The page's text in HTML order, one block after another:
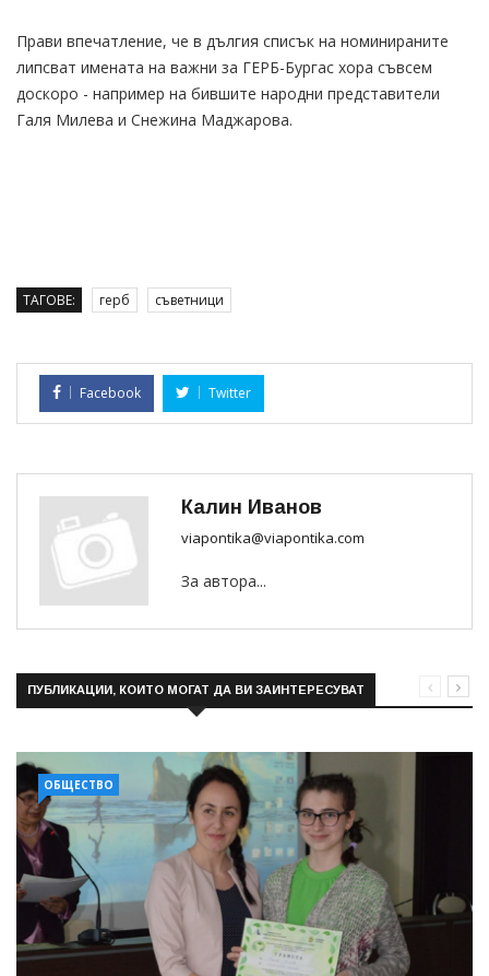
Прави впечатление, че в дългия списък на номинираните
липсват имената на важни за ГЕРБ-Бургас хора съвсем
доскоро - например на бившите народни представители
Галя Милева и Снежина Маджарова.
ТАГОВЕ: герб съветници
Facebook Twitter
Калин Иванов
viapontika@viapontika.com
За автора...
ПУБЛИКАЦИИ, КОИТО МОГАТ ДА ВИ ЗАИНТЕРЕСУВАТ
ОБЩЕСТВО